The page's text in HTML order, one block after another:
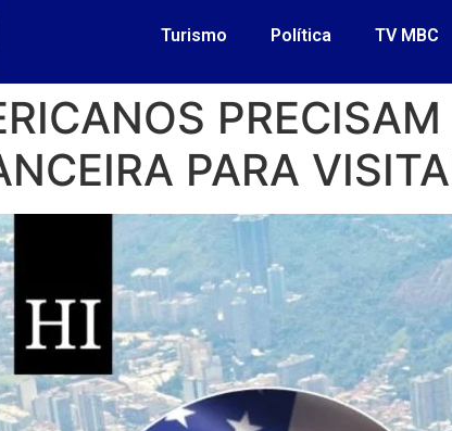
Turismo Política TV MBC
PARA